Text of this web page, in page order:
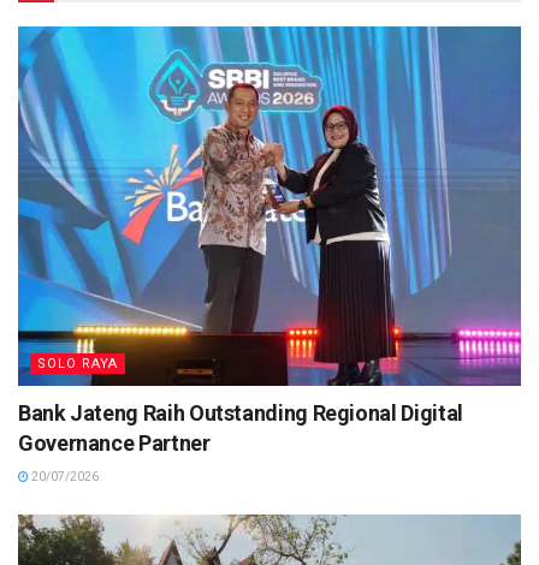
SOLO RAYA
Bank Jateng Raih Outstanding Regional Digital
Governance Partner
20/07/2026